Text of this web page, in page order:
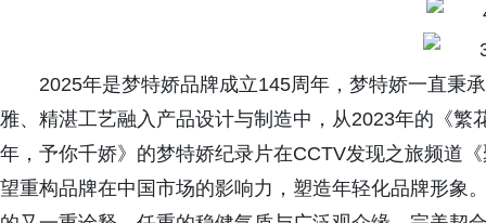
2025年是梦特娇品牌成立145周年，梦特娇一直秉
雅、精湛工艺融入产品设计与制造中，从2023年的《
年，予你千娇》的梦特娇纪录片在CCTV发现之旅频道
望重构品牌在中国市场的影响力，塑造年轻化品牌形象